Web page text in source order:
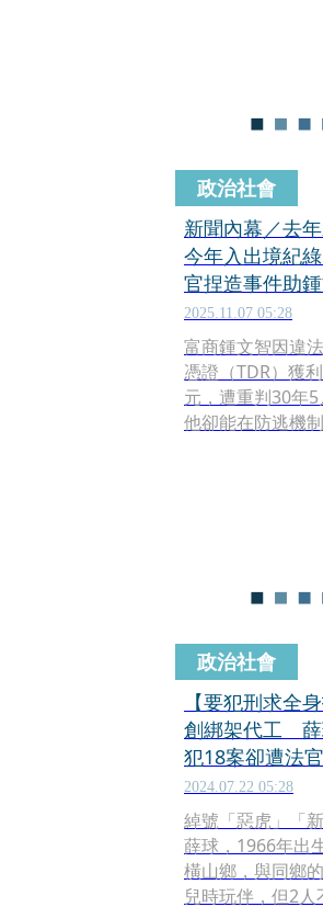
發聲，除了對社
兒子本性不壞，「
且社會經驗不足，
誘才誤觸法網」。
政治社會
新聞內幕／去
今年入出境紀
官捏造事件助
2025.11.07 05:28
富商鍾文智因違
憑證（TDR）獲
元，遭重判30年
他卻能在防逃機
製作裁定書、評
事件」，明明是去
定，卻引用鍾文智
境紀綠當佐證，
電子監控的決定
文書、登載不實，
為，2人能一路過
處，背後恐有更深
保護網。
政治社會
【要犯刑求全
創綁架代工 薛
犯18案卻遭法
2024.07.22 05:28
綽號「惡虎」「
薛球，1966年出
橫山鄉，與同鄉
兒時玩伴，但2人